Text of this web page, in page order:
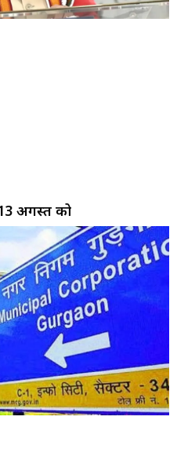
अगस्त को